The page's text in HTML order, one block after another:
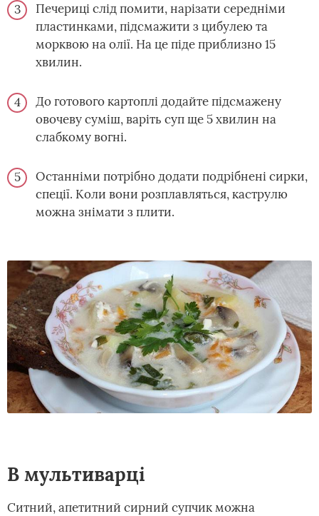
Печериці слід помити, нарізати середніми
пластинками, підсмажити з цибулею та
морквою на олії. На це піде приблизно 15
хвилин.
До готового картоплі додайте підсмажену
овочеву суміш, варіть суп ще 5 хвилин на
слабкому вогні.
Останніми потрібно додати подрібнені сирки,
спеції. Коли вони розплавляться, каструлю
можна знімати з плити.
В мультиварці
Ситний, апетитний сирний супчик можна